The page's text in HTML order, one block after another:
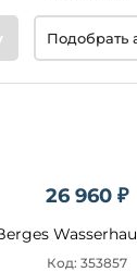
Подобрать
26 960 ₽
Код: 353857